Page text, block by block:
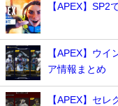
【APEX】SP2
【APEX】ウ
ア情報まとめ
【APEX】セレ